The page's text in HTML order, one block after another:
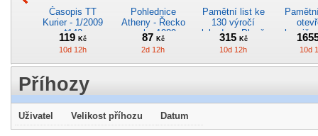
Časopis TT
Kurier - 1/2009
*142
119Kč
10d 12h
Pohlednice
Atheny - Řecko
z roku 1989.
Nová nepoužitá
*5019
87 Kč
2d 12h
Pamětní list ke
130 výročí
lokodepa Plzeň
*2963
315 Kč
10d 12h 10d
Pohlednice
Pohlednice
Pohlednice
Příhozy
Uživatel Velikost příhozu Datum